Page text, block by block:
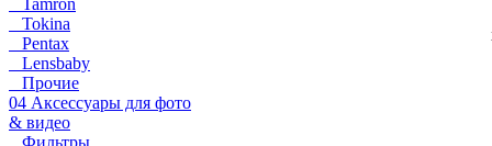
Tamron
Tokina
Pentax
Lensbaby
Прочие
04 Аксессуары для фото
& видео
Фильтры